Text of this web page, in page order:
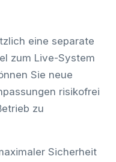
eine separate
zum Live-System
Sie neue
risikofrei
zu
Sicherheit